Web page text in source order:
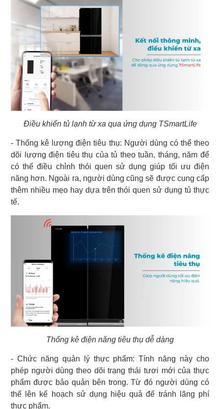
Điều khiển tủ lạnh từ xa qua ứng dụng TSmartLife
- Thống kê lượng điện tiêu thụ: Người dùng có thể theo
dõi lượng điện tiêu thụ của tủ theo tuần, tháng, năm để
có thể điều chỉnh thói quen sử dụng giúp tối ưu điện
năng hơn. Ngoài ra, người dùng cũng sẽ được cung cấp
thêm nhiều mẹo hay dựa trên thói quen sử dụng tủ thực
tế.
Thống kê điện năng tiêu thụ dễ dàng
- Chức năng quản lý thực phẩm: Tính năng này cho
phép người dùng theo dõi trạng thái tươi mới của thực
phẩm được bảo quản bên trong. Từ đó người dùng có
thể lên kế hoạch sử dụng hiệu quả để tránh lãng phí
thực phẩm.